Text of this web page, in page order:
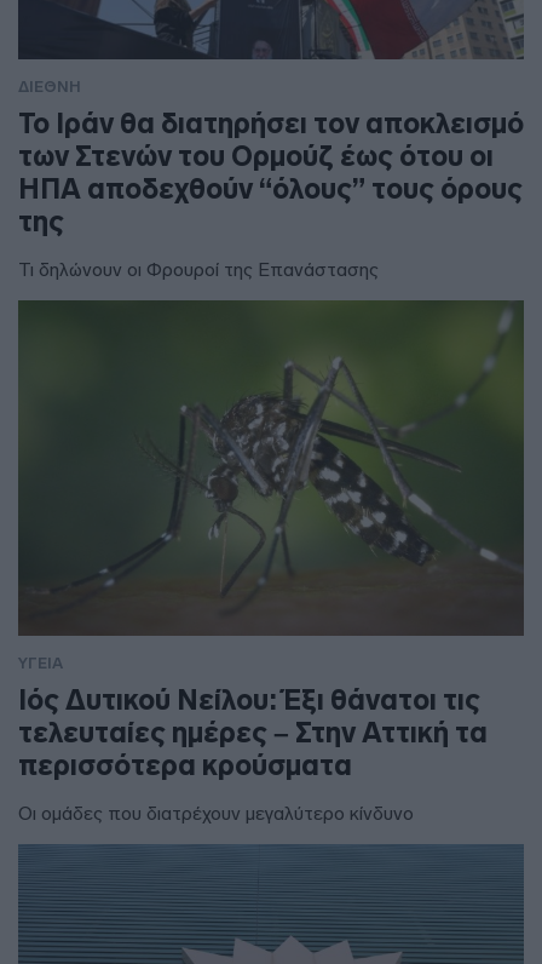
ΔΙΕΘΝΗ
To Ιράν θα διατηρήσει τον αποκλεισμό
των Στενών του Ορμούζ έως ότου οι
ΗΠΑ αποδεχθούν “όλους” τους όρους
της
Τι δηλώνουν οι Φρουροί της Επανάστασης
ΥΓΕΙΑ
Ιός Δυτικού Νείλου: Έξι θάνατοι τις
τελευταίες ημέρες – Στην Αττική τα
περισσότερα κρούσματα
Οι ομάδες που διατρέχουν μεγαλύτερο κίνδυνο